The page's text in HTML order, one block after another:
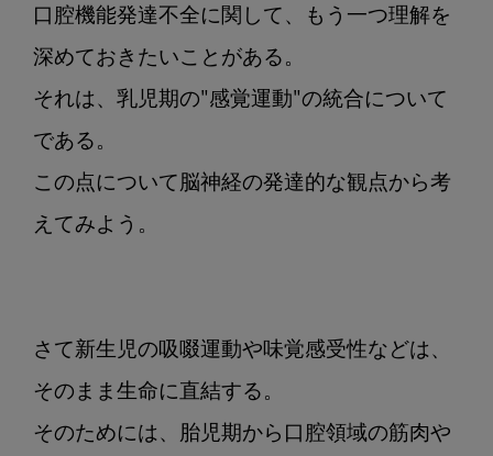
能
発
達
不
全
症
の
の
り
込
口腔機能発達不全に関して、もう一つ理解を
深めておきたいことがある。
それは、乳児期の"感覚運動"の統合について
である。
この点について脳神経の発達的な観点から考
えてみよう。
さて新生児の吸啜運動や味覚感受性などは、
そのまま生命に直結する。
そのためには、胎児期から口腔領域の筋肉や